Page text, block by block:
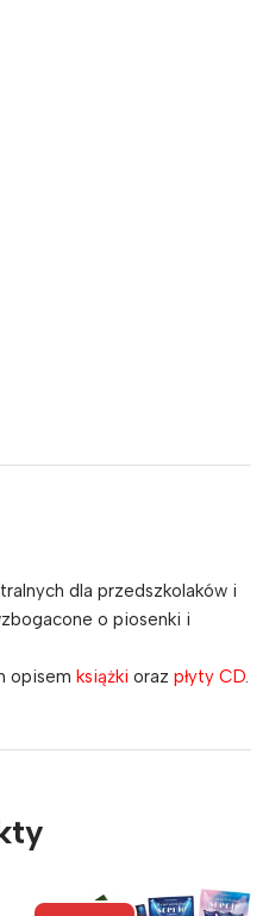
dla przedszkolaków i
o piosenki i
opisem książki oraz płyty CD.